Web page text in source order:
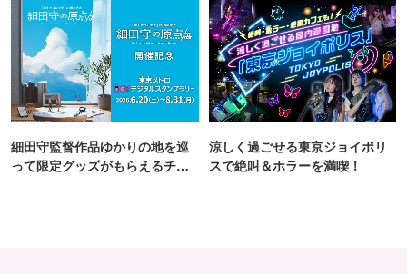
細田守監督作品ゆかりの地を巡
って限定グッズがもらえるチャ
涼しく過ごせる東京ジョイポリ
スで絶叫＆ホラーを満喫！